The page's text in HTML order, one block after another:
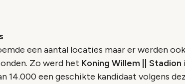
een aantal locaties maar er werden
Zo werd het Koning Willem || Stadion
14.000 een geschikte kandidaat volgens